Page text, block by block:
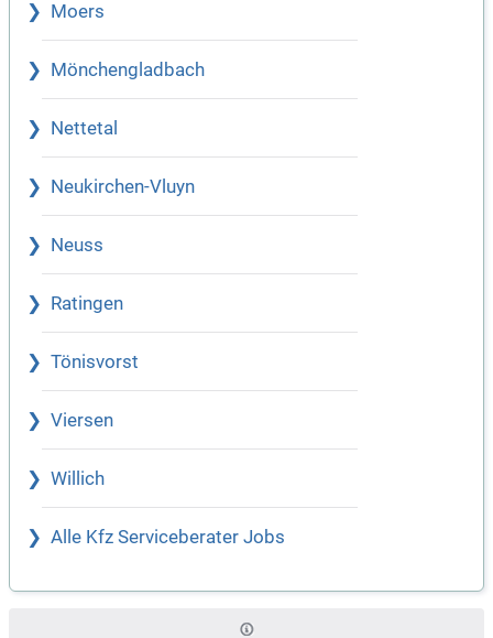
Moers
Mönchengladbach
Nettetal
Neukirchen-Vluyn
Neuss
Ratingen
Tönisvorst
Viersen
Willich
Alle Kfz Serviceberater Jobs